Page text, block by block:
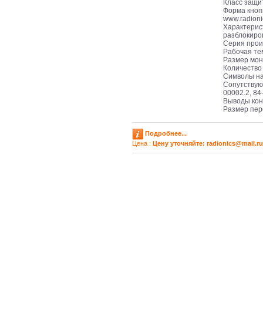
Класс
Форма
Серия
Рабочая
Размер
Символы
00002.2,
Выводы
Размер
Подробнее...
Цена : Цену уточняйте: radioniсs@mail.ru